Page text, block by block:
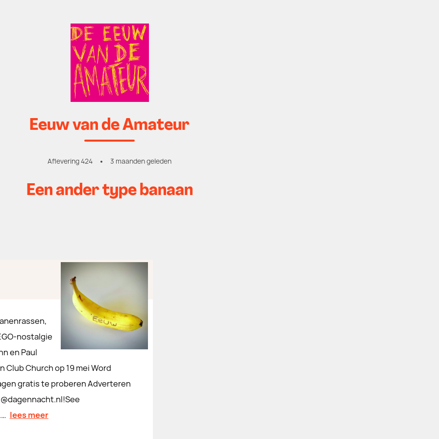
Eeuw van de Amateur
Aflevering 424 3 maanden geleden
Een ander type banaan
nostalgie
en Paul
Club Church op 19 mei Word
gratis te proberen Adverteren
lees meer